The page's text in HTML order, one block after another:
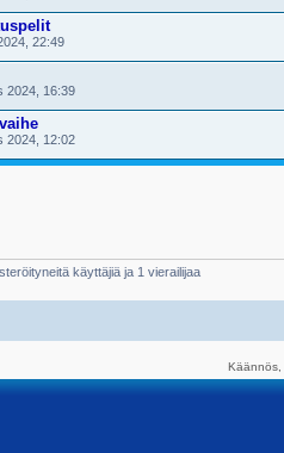
22:49
2024, 16:39
2024, 12:02
käyttäjiä ja 1 vierailijaa